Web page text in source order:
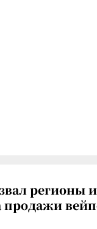
регионы
продажи